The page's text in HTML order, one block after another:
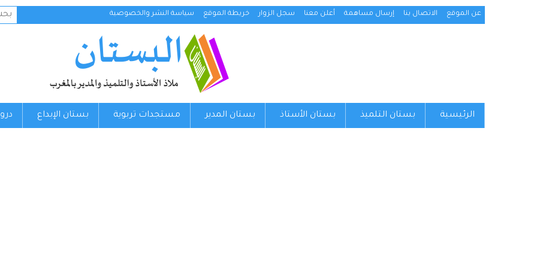
عن الموقع الاتصال بنا إرسال مساهمة أعلن معنا سجل الزوار خريطة الموقع سياسة النشر والخصوصية
عن:
الرئيسية بستان التلميذ بستان الأستاذ بستان المدير مستجدات تربوية بستان الإبداع